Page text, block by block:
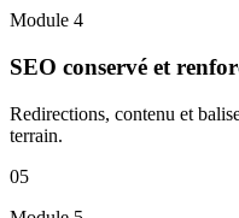
Module 4
SEO conservé et
Redirections, contenu et
terrain.
05